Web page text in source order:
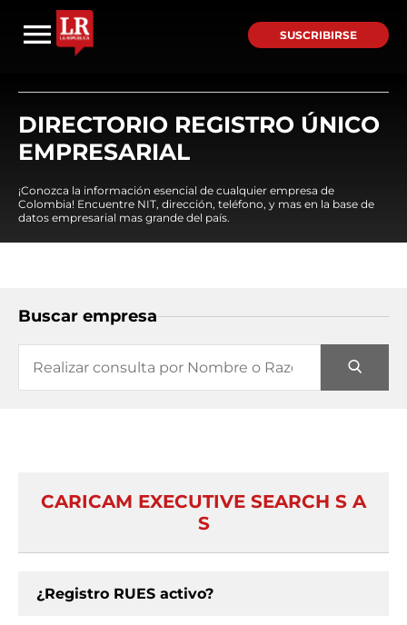
SUSCRIBIRSE
DIRECTORIO REGISTRO ÚNICO
EMPRESARIAL
¡Conozca la información esencial de cualquier empresa de
Colombia! Encuentre NIT, dirección, teléfono, y mas en la base de
datos empresarial mas grande del país.
Buscar empresa
CARICAM EXECUTIVE SEARCH S A
S
¿Registro RUES activo?